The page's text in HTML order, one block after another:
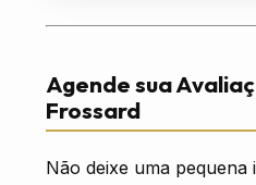
Agende sua
Frossard
Não deixe uma